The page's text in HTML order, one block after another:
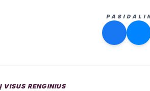
VISUS RENGINIUS